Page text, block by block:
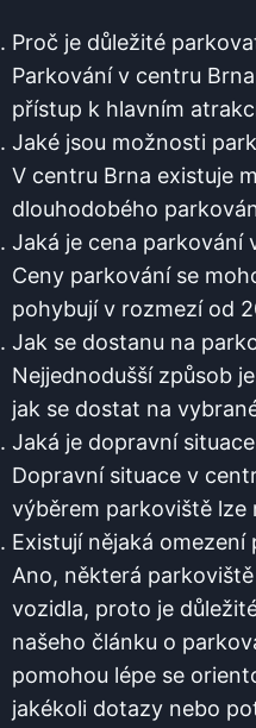
Proč je‍ důležité
Parkování v centru
přístup k⁢ hlavním
Jaké jsou možnosti
V centru Brna existuje
dlouhodobého
Jaká je cena parkování‍
Ceny parkování se
pohybují ‌v rozmezí od
Jak​ se dostanu na
Nejjednodušší způsob
jak se dostat na
Jaká ​je dopravní‌
Dopravní situace v
⁤výběrem parkoviště lze
Existují nějaká
Ano, některá
vozidla,⁢ proto je
našeho článku o
pomohou ​lépe⁢ se
‌jakékoli ‍dotazy ⁣nebo‍